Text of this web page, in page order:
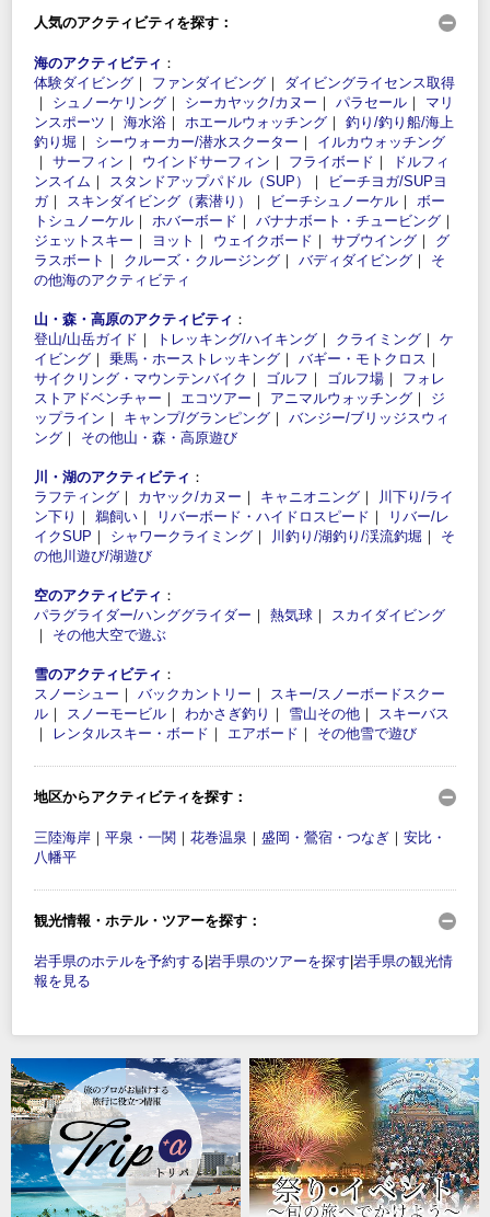
人気のアクティビティを探す：
海のアクティビティ ：
体験ダイビング ｜ ファンダイビング ｜ ダイビングライセンス取得
｜ シュノーケリング ｜ シーカヤック/カヌー ｜ パラセール ｜ マリ
ンスポーツ ｜ 海水浴 ｜ ホエールウォッチング ｜ 釣り/釣り船/海上
釣り堀 ｜ シーウォーカー/潜水スクーター ｜ イルカウォッチング
｜ サーフィン ｜ ウインドサーフィン ｜ フライボード ｜
ドルフィ
ンスイム ｜ スタンドアップパドル（SUP） ｜
ビーチヨガ/SUPヨ
ガ｜ スキンダイビング（素潜り） ｜ ビーチシュノーケル ｜ ボー
トシュノーケル ｜ ホバーボード ｜ バナナボート・チュービング ｜
ジェットスキー ｜ ヨット ｜ ウェイクボード ｜ サブウイング ｜ グ
ラスボート ｜ クルーズ・クルージング ｜ バディダイビング ｜ そ
の他海のアクティビティ
山・森・高原のアクティビティ ：
登山/山岳ガイド ｜ トレッキング/ハイキング ｜ クライミング ｜ ケ
イビング ｜ 乗馬・ホーストレッキング ｜ バギー・モトクロス ｜
サイクリング・マウンテンバイク ｜ ゴルフ ｜ ゴルフ場 ｜ フォレ
ストアドベンチャー ｜ エコツアー ｜ アニマルウォッチング ｜ ジ
ップライン ｜ キャンプ/グランピング ｜ バンジー/ブリッジスウィ
ング ｜ その他山・森・高原遊び
川・湖のアクティビティ ：
ラフティング ｜ カヤック/カヌー ｜ キャニオニング ｜
川下り/ライ
ン下り ｜ 鵜飼い ｜ リバーボード・ハイドロスピード ｜
リバー/レ
イクSUP ｜ シャワークライミング ｜ 川釣り/湖釣り/渓流釣堀 ｜ そ
の他川遊び/湖遊び
空のアクティビティ ：
パラグライダー/ハンググライダー ｜ 熱気球 ｜ スカイダイビング
｜ その他大空で遊ぶ
雪のアクティビティ ：
スノーシュー ｜ バックカントリー ｜ スキー/スノーボードスクー
ル ｜ スノーモービル ｜ わかさぎ釣り ｜ 雪山その他 ｜ スキーバス
｜
レンタルスキー・ボード ｜ エアボード ｜ その他雪で遊び
地区からアクティビティを探す：
三陸海岸 ｜ 平泉・一関 ｜ 花巻温泉 ｜ 盛岡・鶯宿・つなぎ ｜ 安比・
八幡平
観光情報・ホテル・ツアーを探す：
岩手県のホテルを予約する 岩手県のツアーを探す 岩手県の観光情
報を見る